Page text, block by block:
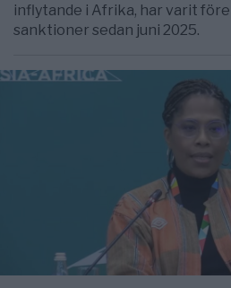
inflytande i Afrika, har varit
sanktioner sedan juni 2025.